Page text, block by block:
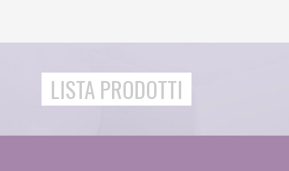
LISTA PRODOTTI